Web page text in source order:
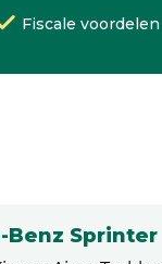
Fiscale voordelen
Benz Sprinter